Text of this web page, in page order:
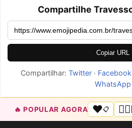
Compartilhe
Copiar URL
Compartilhar: Twitter· Facebook
WhatsApp
🔥 POPULAR AGORA ❤️📋